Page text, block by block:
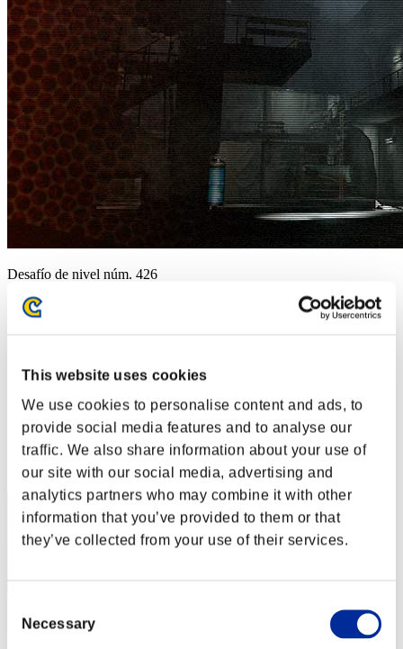
This website uses cookies
We use cookies to personalise content and ads, to
provide social media features and to analyse our
traffic. We also share information about your use of
our site with our social media, advertising and
analytics partners who may combine it with other
information that you’ve provided to them or that
they’ve collected from your use of their services.
Selection
Necessary
Desafío de nivel núm. 426
Solo
(Los rankings se actualizan cada 6 horas.)
Rankings
Posición
41